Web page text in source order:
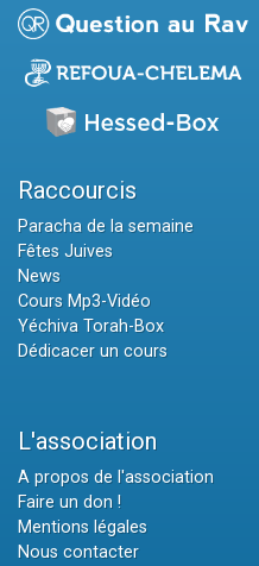
Raccourcis
Paracha de la semaine
Fêtes Juives
News
Cours Mp3-Vidéo
Yéchiva Torah-Box
Dédicacer un cours
L'association
A propos de l'association
Faire un don !
Mentions légales
Nous contacter